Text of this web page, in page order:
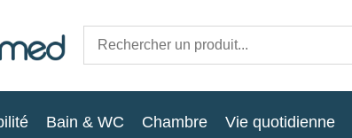
Bain & WC Chambre Vie quotidienne